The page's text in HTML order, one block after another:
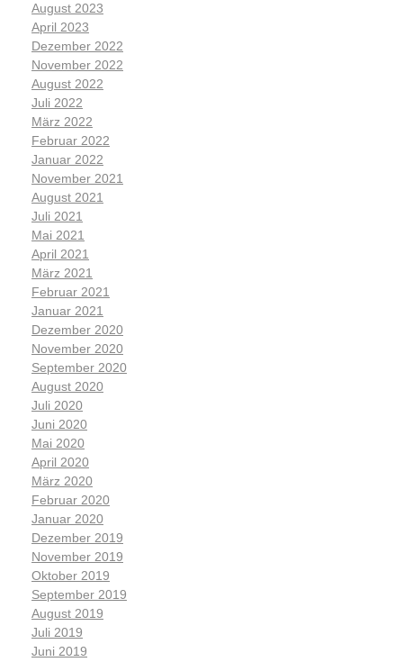
August 2023
April 2023
Dezember 2022
November 2022
August 2022
Juli 2022
März 2022
Februar 2022
Januar 2022
November 2021
August 2021
Juli 2021
Mai 2021
April 2021
März 2021
Februar 2021
Januar 2021
Dezember 2020
November 2020
September 2020
August 2020
Juli 2020
Juni 2020
Mai 2020
April 2020
März 2020
Februar 2020
Januar 2020
Dezember 2019
November 2019
Oktober 2019
September 2019
August 2019
Juli 2019
Juni 2019